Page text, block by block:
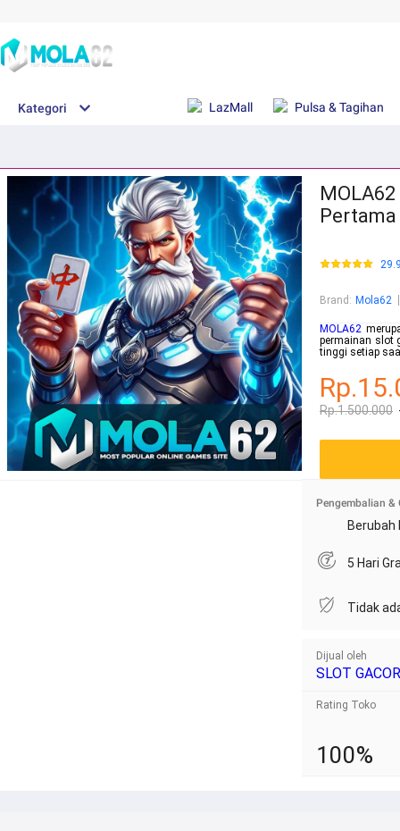
Kategori LazMall Pulsa & Tagihan
Brand : Mola62
MOLA62
permainan slot
tinggi setiap
Rp.1.500.000
Pengembalian &
Berubah
5 Hari
Tidak
Dijual oleh
SLOT GACOR
Rating Toko
100%